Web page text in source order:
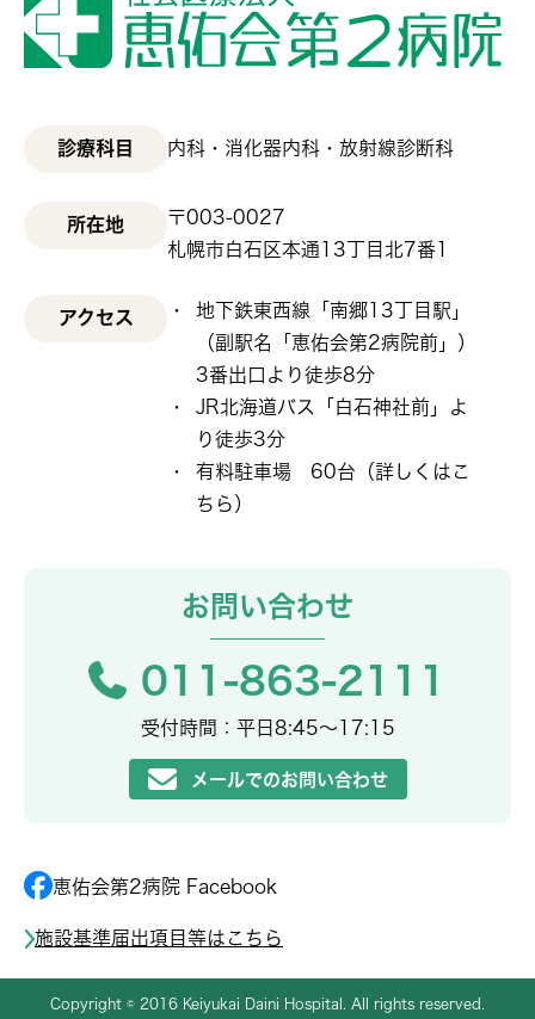
診療科目 内科・消化器内科・放射線診断科
所在地
〒003-0027
札幌市白石区本通13丁目北7番1
アクセス
地下鉄東西線「南郷13丁目駅」
（副駅名「恵佑会第2病院前」）
3番出口より徒歩8分
JR北海道バス「白石神社前」よ
り徒歩3分
有料駐車場 60台（詳しくはこ
ちら ）
お問い合わせ
011-863-2111
受付時間：平日8:45〜17:15
メールでのお問い合わせ
恵佑会第2病院 Facebook
施設基準届出項目等はこちら
Copyright © 2016 Keiyukai Daini Hospital. All rights reserved.